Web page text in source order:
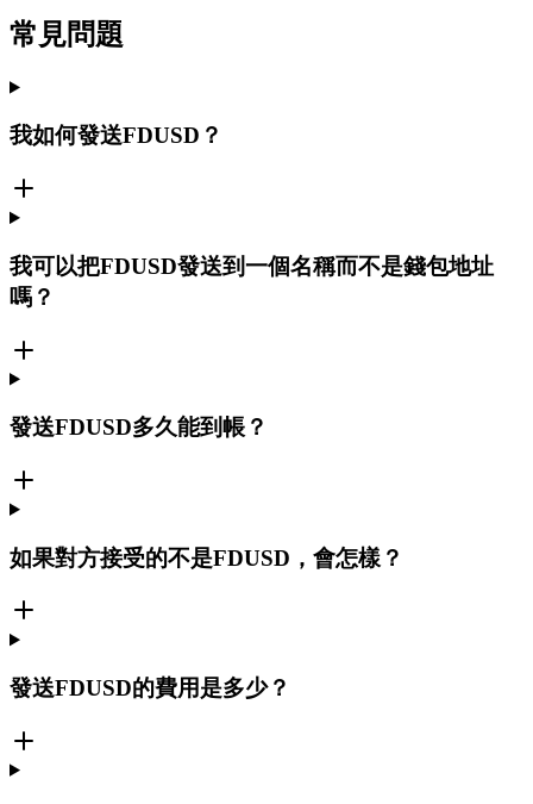
常見問題
我如何發送FDUSD？
我可以把FDUSD發送到一個名稱而不是錢包地址
嗎？
發送FDUSD多久能到帳？
如果對方接受的不是FDUSD，會怎樣？
發送FDUSD的費用是多少？